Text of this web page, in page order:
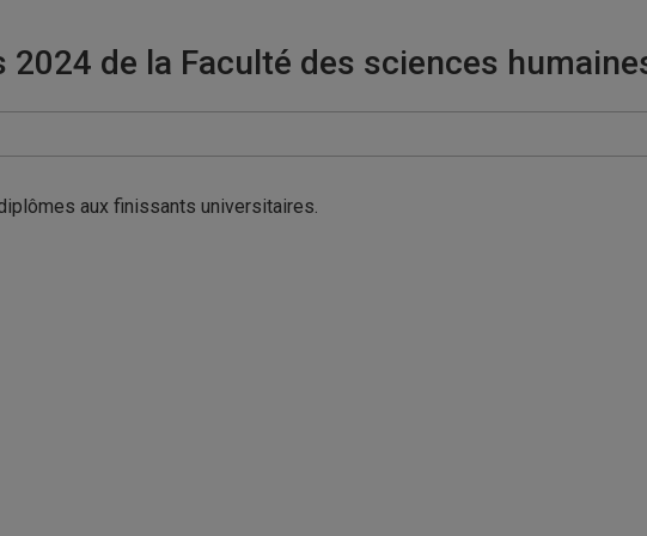
2024 de la Faculté des sciences
aux finissants universitaires.